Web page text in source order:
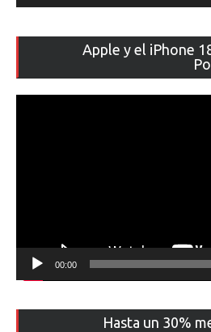
Apple y el iPhone
00:00
Hasta un 30%